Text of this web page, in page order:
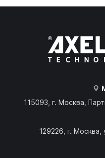
115093, г. Москва,
129226, г. Москва,